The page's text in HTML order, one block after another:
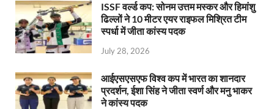
ISSF वर्ल्ड कप: सोनम उत्तम मस्कर और हिमांशु
ढिल्लों ने 10 मीटर एयर राइफल मिश्रित टीम
स्पर्धा में जीता कांस्य पदक
July 28, 2026
आईएसएसएफ विश्व कप में भारत का शानदार
प्रदर्शन, ईशा सिंह ने जीता स्वर्ण और मनु भाकर
ने कांस्य पदक